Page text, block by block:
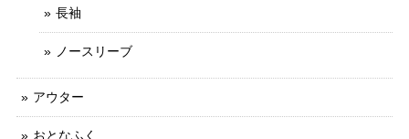
長袖
ノースリーブ
アウター
おとなふく